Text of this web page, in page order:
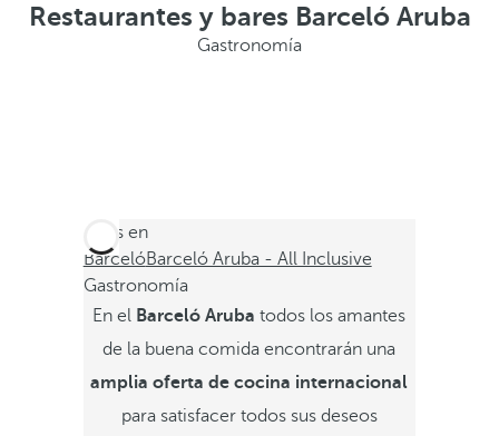
Restaurantes y bares Barceló Aruba
Gastronomía
Estás en
BarcelóBarceló Aruba - All Inclusive
Gastronomía
En el Barceló Arubatodos los amantes
de la buena comida encontrarán una
amplia oferta de cocina internacional
para satisfacer todos sus deseos